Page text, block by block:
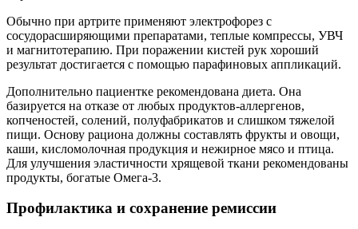
Обычно при артрите применяют электрофорез с
сосудорасширяющими препаратами, теплые компрессы, УВЧ
и магнитотерапию. При поражении кистей рук хороший
результат достигается с помощью парафиновых аппликаций.
Дополнительно пациентке рекомендована диета. Она
базируется на отказе от любых продуктов-аллергенов,
копченостей, солений, полуфабрикатов и слишком тяжелой
пищи. Основу рациона должны составлять фрукты и овощи,
каши, кисломолочная продукция и нежирное мясо и птица.
Для улучшения эластичности хрящевой ткани рекомендованы
продукты, богатые Омега-3.
Профилактика и сохранение ремиссии